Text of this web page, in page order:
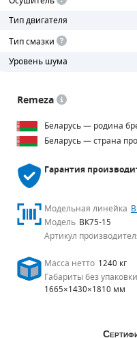
Тип двигателя
Тип смазки
Уровень шума
Remeza
Беларусь — родина
Беларусь — страна
Гарантия
Модельная линейка
Модель ВК75-15
Артикул
Масса нетто 1240 кг
Габариты без упаковки
1665×1430×1810 мм
ДЕТАЛИ ПОГРУЖНЫХ НАСОСОВ
ШЛАНГИ ДЛЯ МОТОПОМП
ДЛЯ ВАКУУМНЫХ НАСОСОВ